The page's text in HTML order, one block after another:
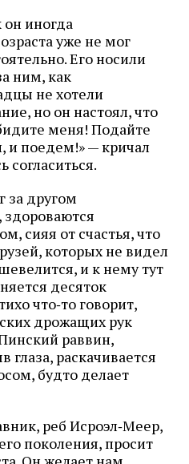
он иногда
уже не мог
Его носили
ним, как
не хотели
но он настоял, что
меня! Подайте
и поедем!» — кричал
за другом
сияя от счастья, что
которых не видел
и к нему тут
десяток
что‑то говорит,
дрожащих рук
раввин,
глаза, раскачивается
будто делает
реб Исроэл‑Меер,
поколения, просит